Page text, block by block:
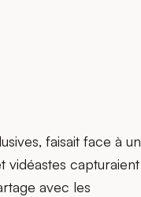
faisait face à un
vidéastes capturaient
avec les